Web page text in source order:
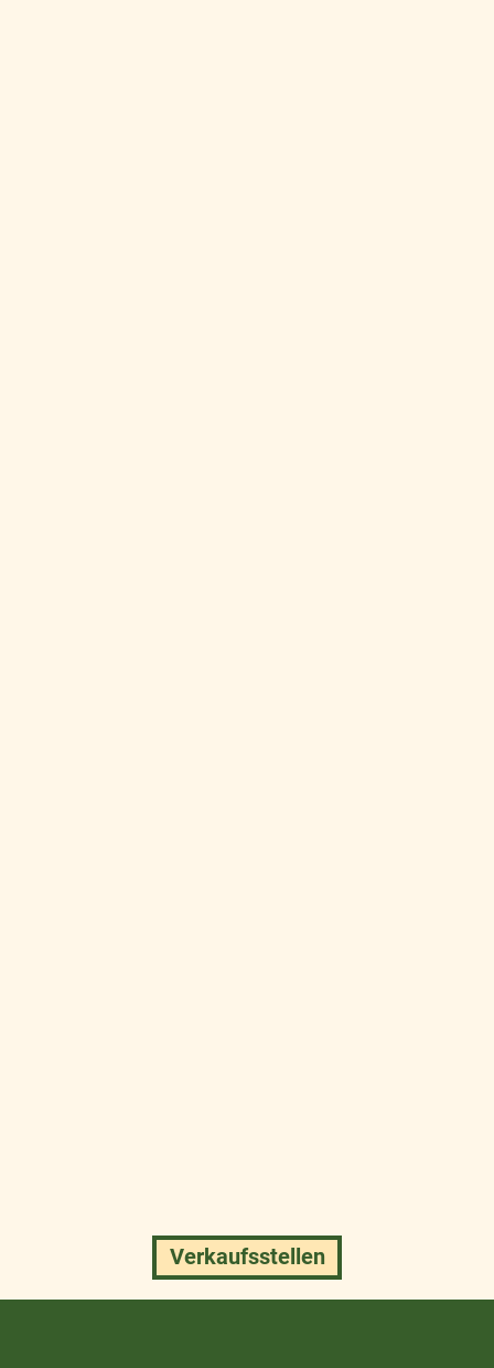
Verkaufsstellen